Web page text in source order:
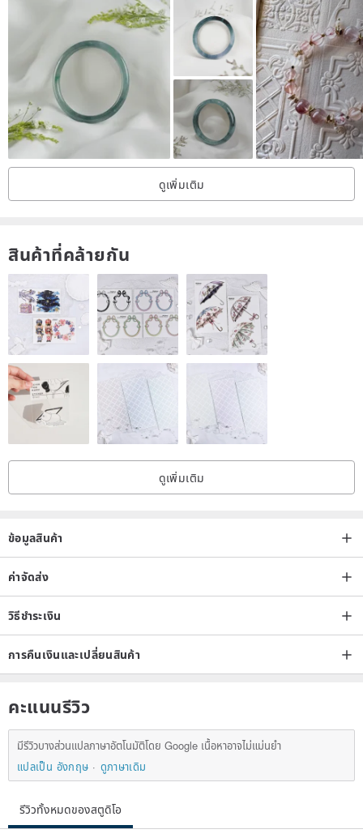
Paixiu's Five Great Helps
Zhaocai: Increase income, increase performance, and smooth
investment
Keep money: save more and spend less (unexpected expenses) to
prevent bankruptcy
Avoid evil, resist evil: resist foreign filth
Protector: Reduce accidents and protect the owner
Anti villain: work smoothly, less obstruction
◇Precautions◇
●Commodity photos are illuminated. Some are to make the photos
more in line with the color of the product itself. The photos are
adjusted for cold/warmness. Some are to show the most beautiful
moment of the product. The color of each computer screen/mobile
screen will be different. , Please don’t buy with your imagination,
some photos will feel not so bright/color aberration/not lighted, just
showing the normal appearance of the product
●Natural minerals/crystals, ice patterns, ice cracks and cotton wool
We will try our best to screen every bead.
●Hand circumference size: customized, free to modify the hand
circumference size.
●The uniqueness of natural mineral products, so there will only be
accidentally damaged in the future, they can be used as spare
beads. **
●All bracelets use Japanese-made silk elastic thread, which is more
elastic and not easy to break, but it is recommended to take it off
when taking a bath!
ดูเพิ่มเติม
สินค้าที่คล้ายกัน
ดูเพิ่มเติม
ข้อมูลสินค้า
ค่าจัดส่ง
วิธีชำระเงิน
การคืนเงินและเปลี่ยนสินค้า
คะแนนรีวิว
มีรีวิวบางส่วนแปลภาษาอัตโนมัติโดย Google เนื้อหาอาจไม่แม่นยำ
แปลเป็น อังกฤษ
ดูภาษาเดิม
รีวิวทั้งหมดของสตูดิโอ